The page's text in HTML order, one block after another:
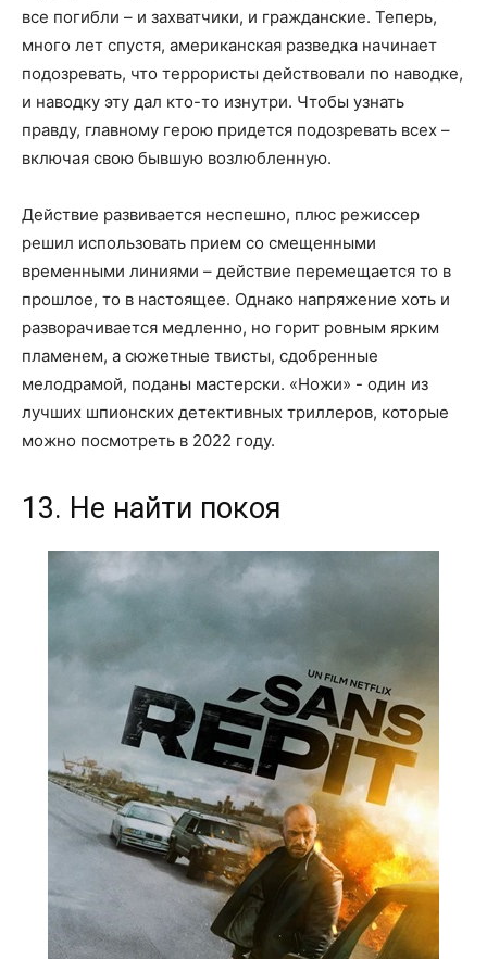
все погибли – и захватчики, и гражданские. Теперь,
много лет спустя, американская разведка начинает
подозревать, что террористы действовали по наводке,
и наводку эту дал кто-то изнутри. Чтобы узнать
правду, главному герою придется подозревать всех –
включая свою бывшую возлюбленную.
Действие развивается неспешно, плюс режиссер
решил использовать прием со смещенными
временными линиями – действие перемещается то в
прошлое, то в настоящее. Однако напряжение хоть и
разворачивается медленно, но горит ровным ярким
пламенем, а сюжетные твисты, сдобренные
мелодрамой, поданы мастерски. «Ножи» - один из
лучших шпионских детективных триллеров, которые
можно посмотреть в 2022 году.
13. Не найти покоя